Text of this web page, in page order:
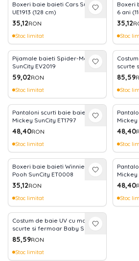
Boxeri baie baieti Cars SunCity
UE1913 (128 cm)
35,12RON
Stoc limitat
Boxeri
6 ani
35,12
Stoc
Pijamale baieti Spider-Man
SunCity EV2019
59,02RON
Stoc limitat
scurte
85,59
Stoc
Pantaloni scurti baie baieti
Mickey SunCity ET1797
48,40RON
Stoc limitat
Mickey
48,40
Stoc
Boxeri baie baieti Winnie The
Pooh SunCity ET0008
35,12RON
Stoc limitat
Mickey
48,40
Stoc
Costum de baie UV cu maneci
scurte si fermoar Baby Shark
EPLUSM EPMBS5244061
85,59RON
Stoc limitat